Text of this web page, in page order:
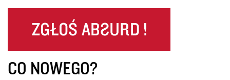
CO NOWEGO?